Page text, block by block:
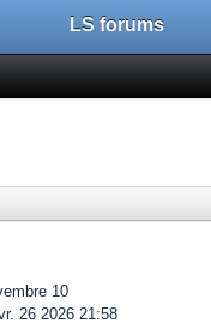
LS forums
10
26 2026 21:58